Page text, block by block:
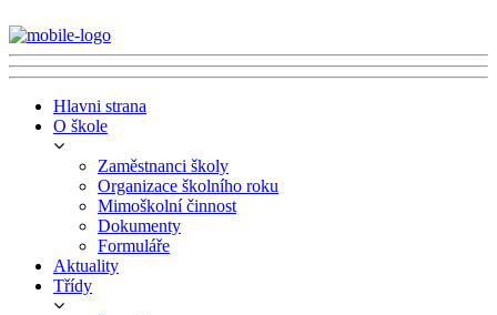
Hlavni strana
O škole
Zaměstnanci školy
Organizace školního roku
Mimoškolní činnost
Dokumenty
Formuláře
Aktuality
Třídy